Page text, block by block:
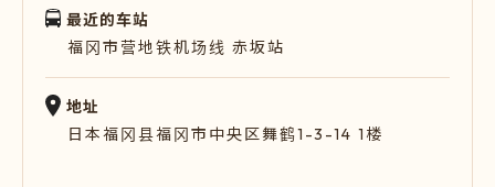
最近的车站
福冈市营地铁机场线 赤坂站
地址
日本福冈县福冈市中央区舞鹤1-3-14 1楼